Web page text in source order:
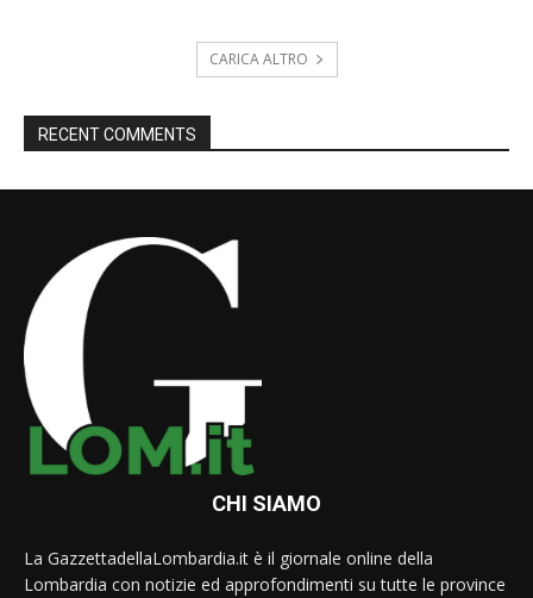
CARICA ALTRO
RECENT COMMENTS
CHI SIAMO
La GazzettadellaLombardia.it è il giornale online della
Lombardia con notizie ed approfondimenti su tutte le province